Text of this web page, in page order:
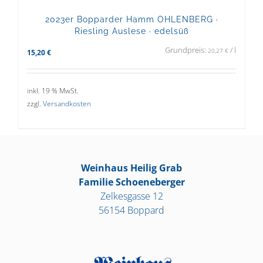
2023er Bopparder Hamm OHLENBERG ·
Riesling Auslese · edelsüß
15,20 € Grundpreis: 20,27 € / l
inkl. 19 % MwSt.
zzgl. Versandkosten
Weinhaus Heilig Grab
Familie Schoeneberger
Zelkesgasse 12
56154 Boppard